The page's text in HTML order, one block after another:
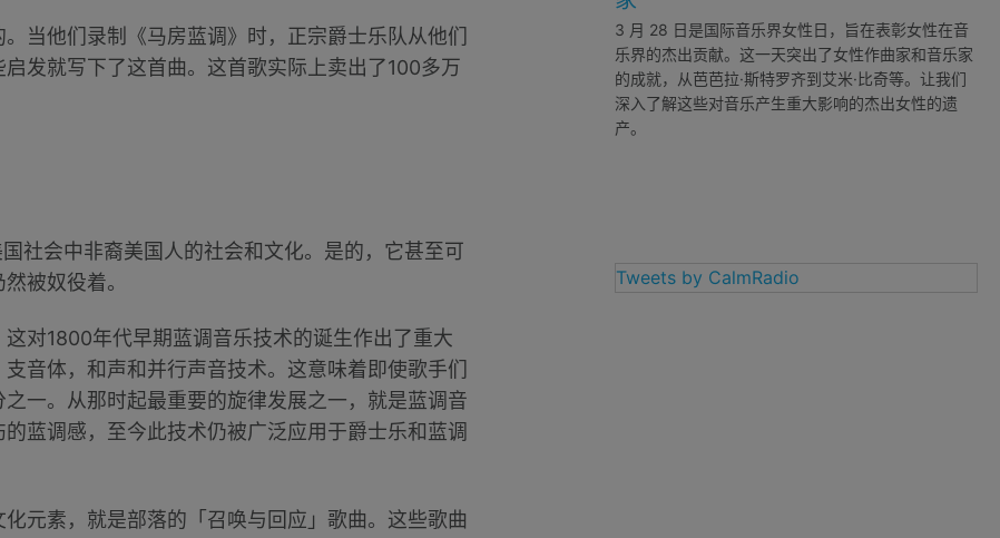
当他们录制《马房蓝调》时，正宗爵士乐队从他们
发就写下了这首曲。这首歌实际上卖出了100多万
社会中非裔美国人的社会和文化。是的，它甚至可
被奴役着。
对1800年代早期蓝调音乐技术的诞生作出了重大
音体，和声和并行声音技术。这意味着即使歌手们
一。从那时起最重要的旋律发展之一，就是蓝调音
蓝调感，至今此技术仍被广泛应用于爵士乐和蓝调
元素，就是部落的「召唤与回应」歌曲。这些歌曲
3 月 28 日是国际音乐界女性日，旨在表彰女性在音
乐界的杰出贡献。这一天突出了女性作曲家和音乐家
的成就，从芭芭拉·斯特罗齐到艾米·比奇等。让我们
深入了解这些对音乐产生重大影响的杰出女性的遗
产。
Tweets by CalmRadio